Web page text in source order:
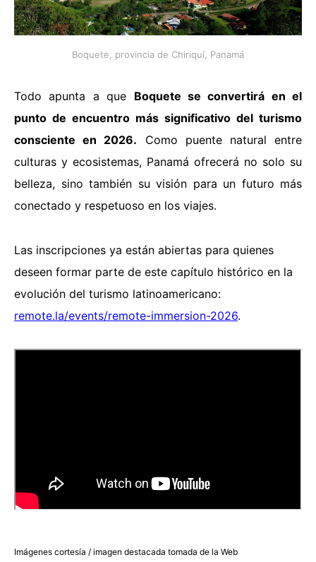
Boquete, provincia de Chiriquí, Panamá
Todo apunta a que Boquete se convertirá en el
punto de encuentro más significativo del turismo
consciente en 2026. Como puente natural entre
culturas y ecosistemas, Panamá ofrecerá no solo su
belleza, sino también su visión para un futuro más
conectado y respetuoso en los viajes.
Las inscripciones ya están abiertas para quienes
deseen formar parte de este capítulo histórico en la
evolución del turismo latinoamericano:
remote.la/events/remote-immersion-2026.
Imágenes cortesía / imagen destacada tomada de la Web